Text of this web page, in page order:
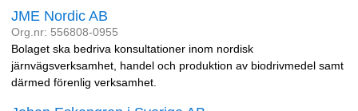
JME Nordic AB
Org.nr: 556808-0955
Bolaget ska bedriva konsultationer inom nordisk
järnvägsverksamhet, handel och produktion av biodrivmedel samt
därmed förenlig verksamhet.